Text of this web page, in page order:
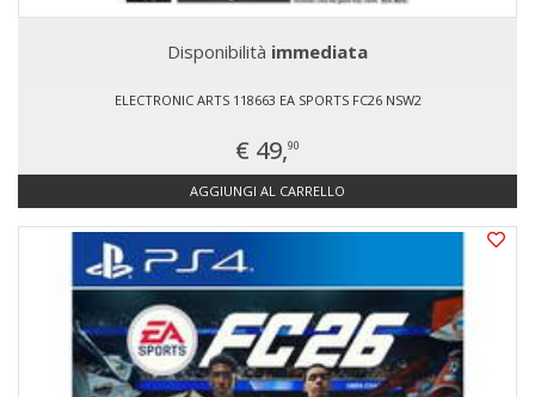
Disponibilità immediata
ELECTRONIC ARTS 118663 EA SPORTS FC26 NSW2
€ 49,90
AGGIUNGI AL CARRELLO